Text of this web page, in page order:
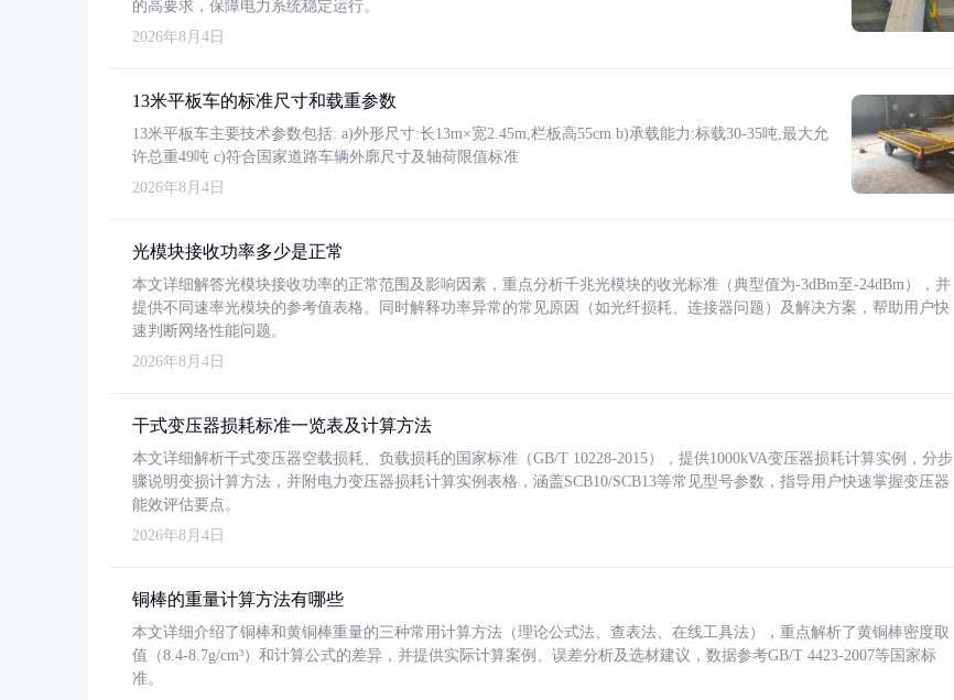
的高要求，保障电力系统稳定运行。
2026年8月4日
13米平板车的标准尺寸和载重参数
13米平板车主要技术参数包括: a)外形尺寸:长13m×宽2.45m,栏板高55cm b)承载能力:标载30-35吨,最大允
许总重49吨 c)符合国家道路车辆外廓尺寸及轴荷限值标准
2026年8月4日
光模块接收功率多少是正常
本文详细解答光模块接收功率的正常范围及影响因素，重点分析千兆光模块的收光标准（典型值为-3dBm至-24dBm），并
提供不同速率光模块的参考值表格。同时解释功率异常的常见原因（如光纤损耗、连接器问题）及解决方案，帮助用户快
速判断网络性能问题。
2026年8月4日
干式变压器损耗标准一览表及计算方法
本文详细解析干式变压器空载损耗、负载损耗的国家标准（GB/T 10228-2015），提供1000kVA变压器损耗计算实例，分步
骤说明变损计算方法，并附电力变压器损耗计算实例表格，涵盖SCB10/SCB13等常见型号参数，指导用户快速掌握变压器
能效评估要点。
2026年8月4日
铜棒的重量计算方法有哪些
本文详细介绍了铜棒和黄铜棒重量的三种常用计算方法（理论公式法、查表法、在线工具法），重点解析了黄铜棒密度取
值（8.4-8.7g/cm³）和计算公式的差异，并提供实际计算案例、误差分析及选材建议，数据参考GB/T 4423-2007等国家标
准。